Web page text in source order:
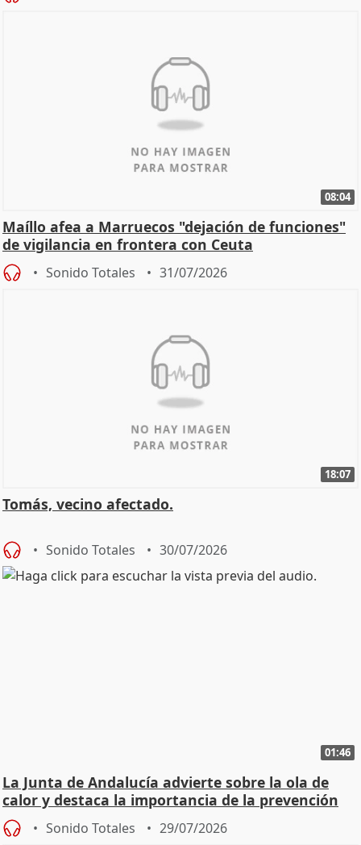
08:04
Maíllo afea a Marruecos "dejación de funciones"
de vigilancia en frontera con Ceuta
Sonido Totales 31/07/2026
18:07
Tomás, vecino afectado.
Sonido Totales 30/07/2026
01:46
La Junta de Andalucía advierte sobre la ola de
calor y destaca la importancia de la prevención
Sonido Totales 29/07/2026